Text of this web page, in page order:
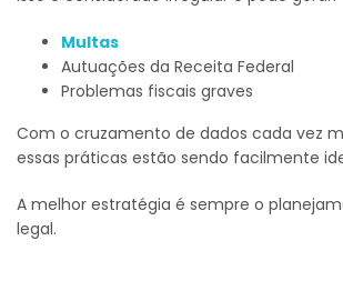
Multas
Autuações da Receita Federal
Problemas fiscais graves
Com o cruzamento de dados cada vez
essas práticas estão sendo facilmente
A melhor estratégia é sempre o
legal.